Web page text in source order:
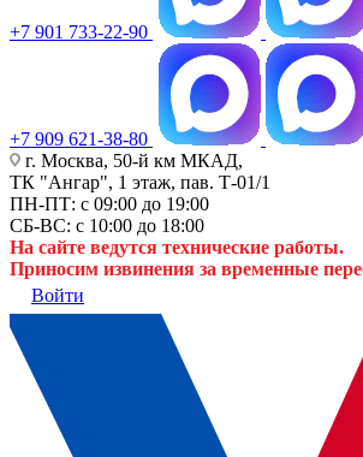
+7 901 733-22-90
+7 909 621-38-80
г. Москва, 50-й км МКАД,
ТК "Ангар", 1 этаж, пав. Т-01/1
ПН-ПТ: с 09:00 до 19:00
СБ-ВС: с 10:00 до 18:00
На сайте ведутся технические работы.
Приносим извинения за временные
Войти